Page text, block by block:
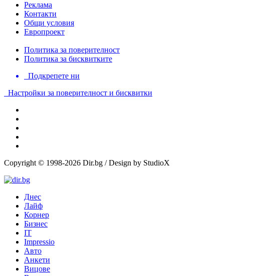
Реклама
Контакти
Общи условия
Европроект
Политика за поверителност
Политика за бисквитките
Подкрепете ни
Настройки за поверителност и бисквитки
Copyright © 1998-2026 Dir.bg / Design by StudioX
Днес
Лайф
Корнер
Бизнес
IT
Impressio
Авто
Анкети
Вицове